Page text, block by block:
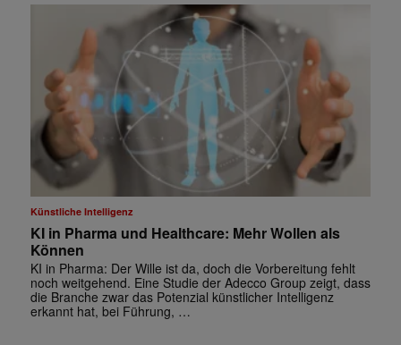
Künstliche Intelligenz
KI in Pharma und Healthcare: Mehr Wollen als
Können
KI in Pharma: Der Wille ist da, doch die Vorbereitung fehlt
noch weitgehend. Eine Studie der Adecco Group zeigt, dass
die Branche zwar das Potenzial künstlicher Intelligenz
erkannt hat, bei Führung, …